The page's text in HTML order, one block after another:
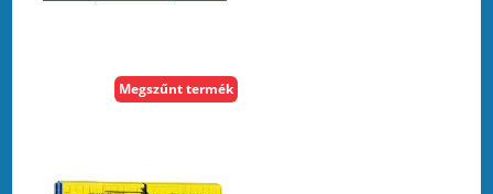
Megszűnt termék